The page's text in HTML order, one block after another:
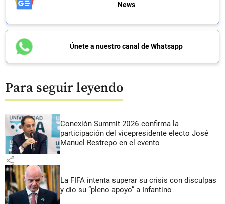
News
Únete a nuestro canal de Whatsapp
Para seguir leyendo
Conexión Summit 2026 confirma la
participación del vicepresidente electo José
Manuel Restrepo en el evento
share
La FIFA intenta superar su crisis con disculpas
y dio su “pleno apoyo” a Infantino